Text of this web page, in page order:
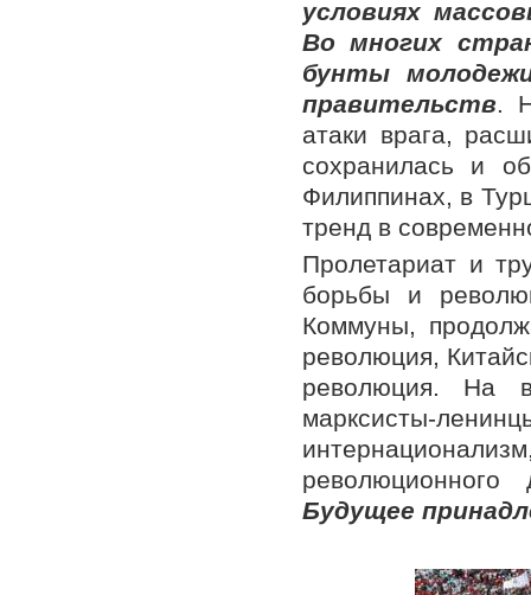
условиях
Во многих
бунты
правительств.
атаки врага,
сохранилась и
Филиппинах, в
тренд в
Пролетариат и
борьбы и
Коммуны,
революция,
революция. На
марксисты-
Будущее